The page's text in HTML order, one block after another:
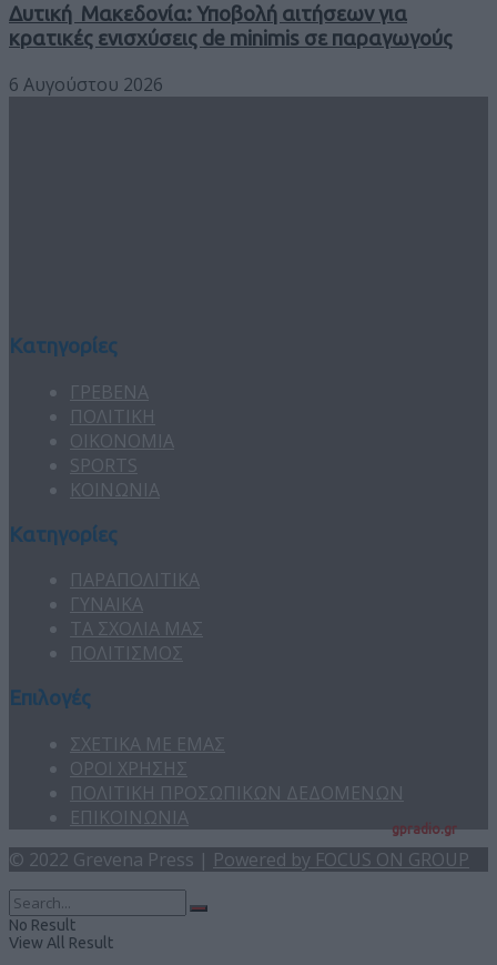
Δυτική Μακεδονία: Υποβολή αιτήσεων για
κρατικές ενισχύσεις de minimis σε παραγωγούς
6 Αυγούστου 2026
Κατηγορίες
ΓΡΕΒΕΝΑ
ΠΟΛΙΤΙΚΗ
ΟΙΚΟΝΟΜΙΑ
SPORTS
ΚΟΙΝΩΝΙΑ
Κατηγορίες
ΠΑΡΑΠΟΛΙΤΙΚΑ
ΓΥΝΑΙΚΑ
ΤΑ ΣΧΟΛΙΑ ΜΑΣ
ΠΟΛΙΤΙΣΜΟΣ
Επιλογές
ΣΧΕΤΙΚΑ ΜΕ ΕΜΑΣ
ΟΡΟΙ ΧΡΗΣΗΣ
ΠΟΛΙΤΙΚΗ ΠΡΟΣΩΠΙΚΩΝ ΔΕΔΟΜΕΝΩΝ
ΕΠΙΚΟΙΝΩΝΙΑ
© 2022 Grevena Press | Powered by FOCUS ON GROUP
No Result
View All Result
gpradio.gr